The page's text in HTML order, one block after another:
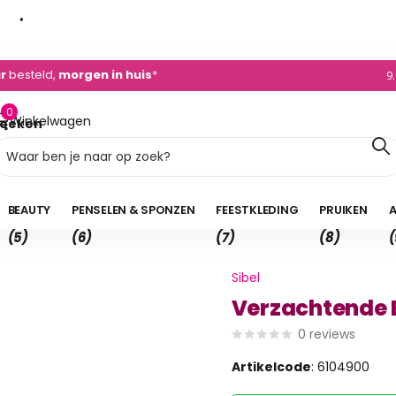
- 450 882
+31 (0)495 - 450 882
Winkelwagen
0
0,00
BEAUTY
(5)
PENSELEN & SPONZEN
(6)
FEESTKLEDING
(7)
PRUIKEN
(8)
Sibel
0 reviews
Artikelcode: 6104900